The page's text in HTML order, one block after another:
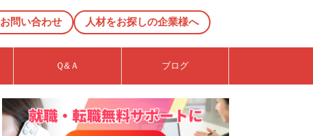
お問い合わせ 人材をお探しの企業様へ
Ｑ&Ａ ブログ